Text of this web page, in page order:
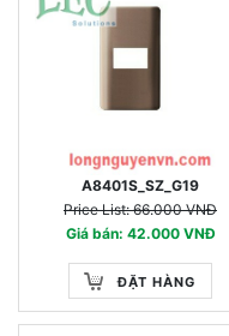
A8401S_SZ_G19
Price List: 66.000 VNĐ
Giá bán: 42.000 VNĐ
ĐẶT HÀNG